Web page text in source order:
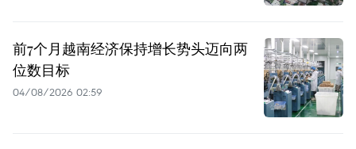
前7个月越南经济保持增长势头迈向两
位数目标
04/08/2026 02:59